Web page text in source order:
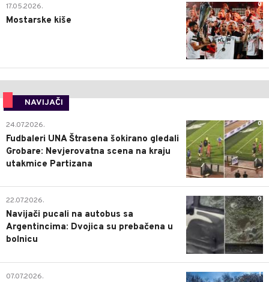
0
17.05.2026.
Mostarske kiše
NAVIJAČI
0
24.07.2026.
Fudbaleri UNA Štrasena šokirano gledali
Grobare: Nevjerovatna scena na kraju
utakmice Partizana
0
22.07.2026.
Navijači pucali na autobus sa
Argentincima: Dvojica su prebačena u
bolnicu
1
07.07.2026.